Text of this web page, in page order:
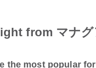
from マナグ
the most popular